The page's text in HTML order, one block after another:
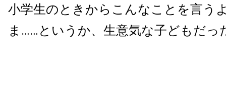
小学生のときからこんなことを言う
ま……というか、生意気な子どもだっ